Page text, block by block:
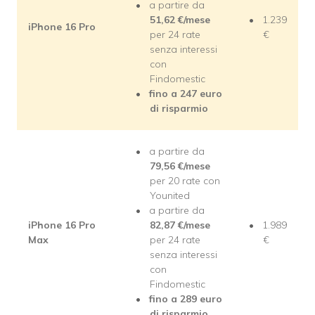
iPhone 16 Pro
a partire da
51,62 €/mese
per 24 rate
senza interessi
con
Findomestic
fino a 247 euro
di risparmio
1.239
€
iPhone 16 Pro
Max
a partire da
79,56 €/mese
per 20 rate con
Younited
a partire da
82,87 €/mese
per 24 rate
senza interessi
con
Findomestic
fino a 289 euro
1.989
€